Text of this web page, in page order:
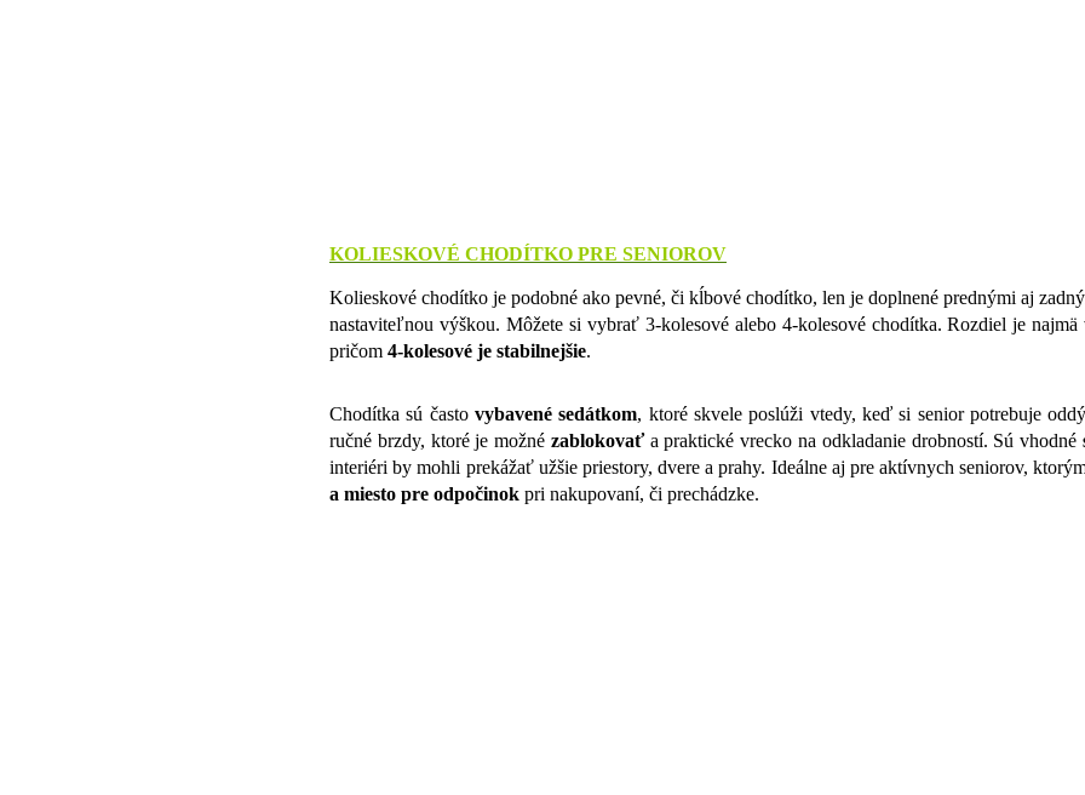
KOLIESKOVÉ CHODÍTKO PRE SENIOROV
Kolieskové chodítko je podobné ako pevné, či kĺbové chodítko, len je doplnené prednými aj
nastaviteľnou výškou. Môžete si vybrať 3-kolesové alebo 4-kolesové chodítka. Rozdiel je
pričom 4-kolesové je stabilnejšie.
Chodítka sú často vybavené sedátkom, ktoré skvele poslúži vtedy, keď si senior potrebuje
ručné brzdy, ktoré je možné zablokovaťa praktické vrecko na odkladanie drobností. Sú vhodné
interiéri by mohli prekážať užšie priestory, dvere a prahy. Ideálne aj pre aktívnych seniorov,
a miesto pre odpočinok pri nakupovaní, či prechádzke.